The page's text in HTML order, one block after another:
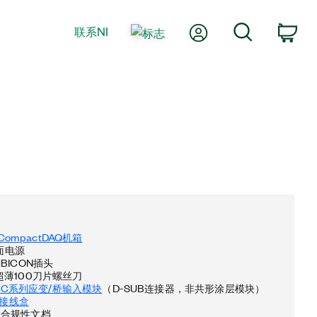
联系NI 我的账户
机箱
电源
插头
薄100刀片螺丝刀
系列应变/桥输入模块 （D-SUB连接器，非共形涂层模块）
线盒
规性文档